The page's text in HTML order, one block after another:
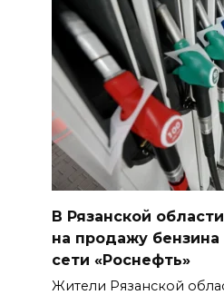
В Рязанской
на продажу бензина
сети «Роснефть»
Жители Рязанской